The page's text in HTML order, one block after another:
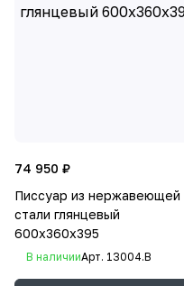
74 950 ₽
Писсуар из нержавеющей
стали глянцевый
600х360х395
В наличииАрт. 13004.B